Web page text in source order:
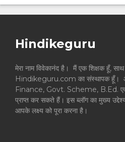
Hindikeguru
मेरा नाम विवेकानंद है। मैं एक शिक्षक हूँ,
Hindikeguru.com का संस्थापक हूँ।
Finance, Govt. Scheme, B.Ed. एवं
प्राप्त कर सकते हैं। इस ब्लॉग का मुख्य
आपके लक्ष्य को पूरा करना है।